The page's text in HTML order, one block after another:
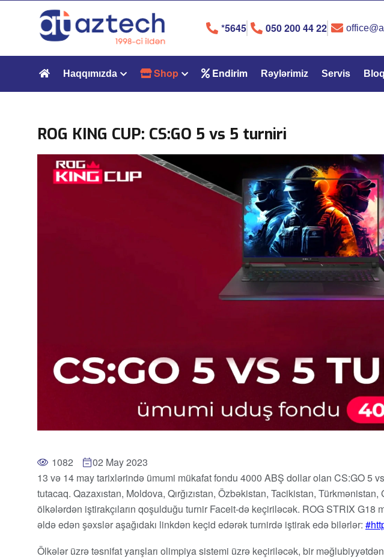
*5645 050 200 44 22
Haqqımızda Shop Endirim Rəylərimiz Servis Bloq
ROG KING CUP: CS:GO 5 vs 5 turniri
1082
02 May 2023
13 və 14 may tarixlərində ümumi mükafat fondu 4000 ABŞ dollar olan CS:GO 5
tutacaq. Qazaxıstan, Moldova, Qırğızıstan, Özbəkistan, Tacikistan,
ölkələrdən iştirakçıların qoşulduğu turnir Faceit-də keçiriləcək. ROG STRIX G18
əldə edən şəxslər aşağıdakı linkdən keçid edərək turnirdə iştirak edə bilərlər:
Ölkələr üzrə təsnifat yarışları olimpiya sistemi üzrə keçiriləcək, bir